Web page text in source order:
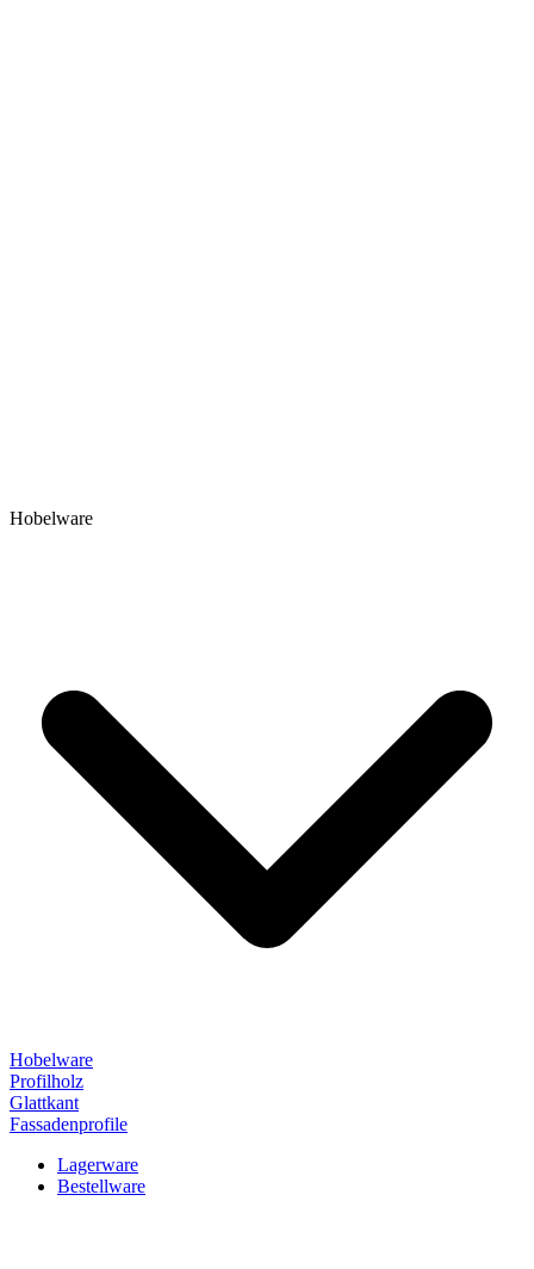
Hobelware
Hobelware
Profilholz
Glattkant
Fassadenprofile
Lagerware
Bestellware